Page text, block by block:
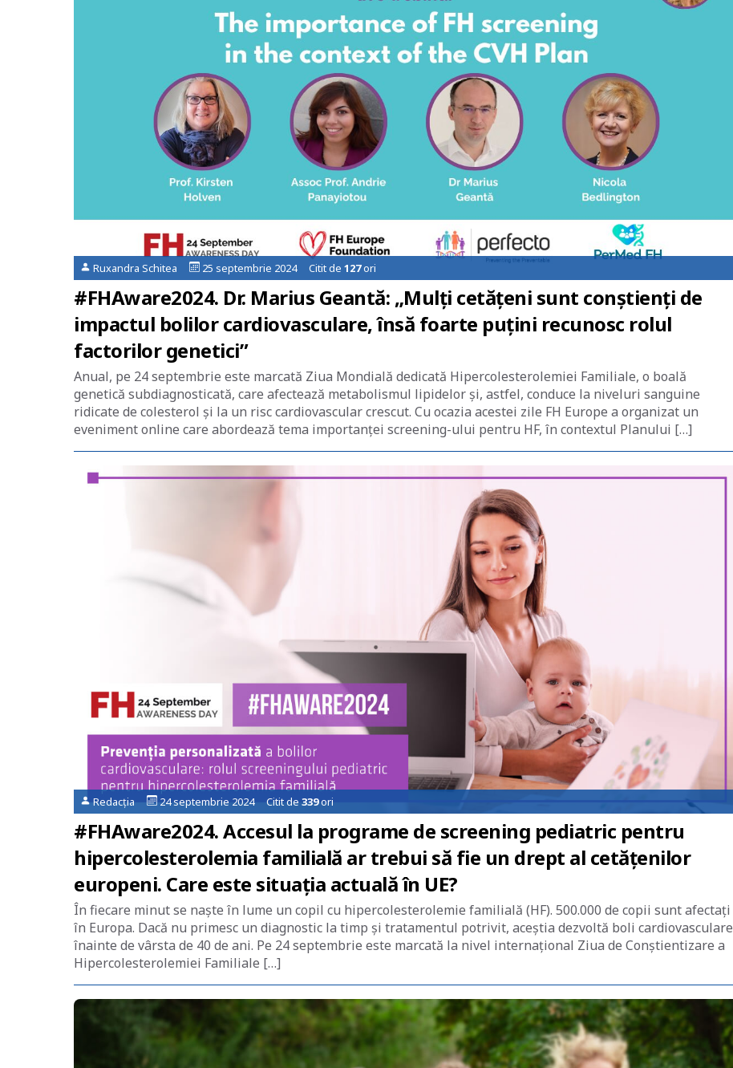
Ruxandra Schitea 25 septembrie 2024 Citit de 127ori
#FHAware2024. Dr. Marius Geantă: „Mulți cetățeni sunt conștienți de
impactul bolilor cardiovasculare, însă foarte puțini recunosc rolul
factorilor genetici”
Anual, pe 24 septembrie este marcată Ziua Mondială dedicată Hipercolesterolemiei Familiale, o boală
genetică subdiagnosticată, care afectează metabolismul lipidelor și, astfel, conduce la niveluri sanguine
ridicate de colesterol și la un risc cardiovascular crescut. Cu ocazia acestei zile FH Europe a organizat un
eveniment online care abordează tema importanței screening-ului pentru HF, în contextul Planului […]
Redacția 24 septembrie 2024 Citit de 339ori
#FHAware2024. Accesul la programe de screening pediatric pentru
hipercolesterolemia familială ar trebui să fie un drept al cetățenilor
europeni. Care este situația actuală în UE?
În fiecare minut se naște în lume un copil cu hipercolesterolemie familială (HF). 500.000 de copii sunt afectați
în Europa. Dacă nu primesc un diagnostic la timp și tratamentul potrivit, aceștia dezvoltă boli cardiovasculare
înainte de vârsta de 40 de ani. Pe 24 septembrie este marcată la nivel internațional Ziua de Conștientizare a
Hipercolesterolemiei Familiale […]